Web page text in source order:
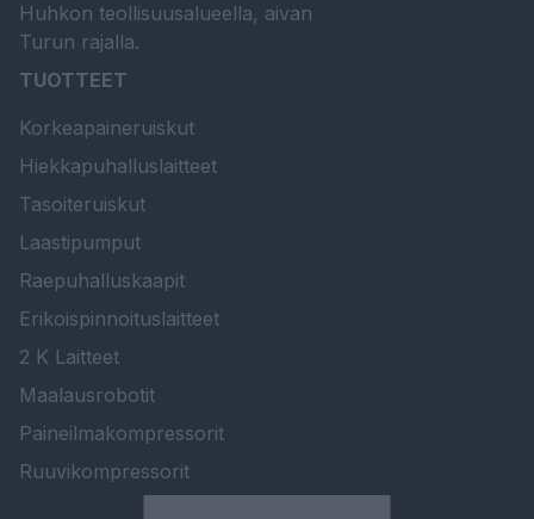
Huhkon teollisuusalueella, aivan
Turun rajalla.
TUOTTEET
Korkeapaineruiskut
Hiekkapuhalluslaitteet
Tasoiteruiskut
Laastipumput
Raepuhalluskaapit
Erikoispinnoituslaitteet
2 K Laitteet
Maalausrobotit
Paineilmakompressorit
Ruuvikompressorit